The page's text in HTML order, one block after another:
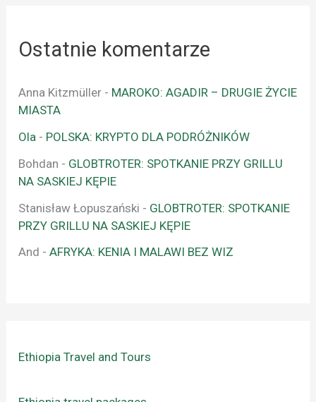
Ostatnie komentarze
Anna Kitzmüller - MAROKO: AGADIR – DRUGIE ŻYCIE
MIASTA
Ola - POLSKA: KRYPTO DLA PODRÓŻNIKÓW
Bohdan - GLOBTROTER: SPOTKANIE PRZY GRILLU
NA SASKIEJ KĘPIE
Stanisław Łopuszański - GLOBTROTER: SPOTKANIE
PRZY GRILLU NA SASKIEJ KĘPIE
And -AFRYKA: KENIA I MALAWI BEZ WIZ
Ethiopia Travel and Tours